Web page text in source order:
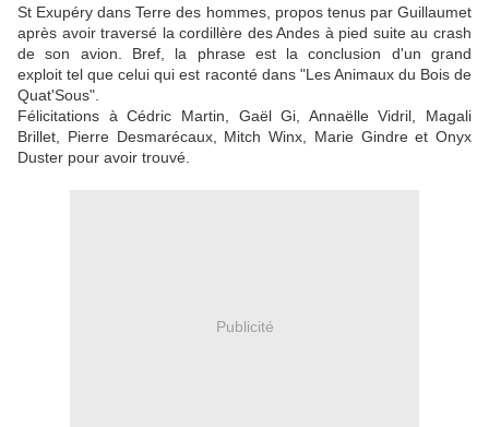
St Exupéry dans Terre des hommes, propos tenus par Guillaumet
après avoir traversé la cordillère des Andes à pied suite au crash
de son avion. Bref, la phrase est la conclusion d'un grand
exploit tel que celui qui est raconté dans "Les Animaux du Bois de
Quat'Sous".
Félicitations à Cédric Martin, Gaël Gi, Annaëlle Vidril, Magali
Brillet, Pierre Desmarécaux, Mitch Winx, Marie Gindre et Onyx
Duster pour avoir trouvé.
Publicité